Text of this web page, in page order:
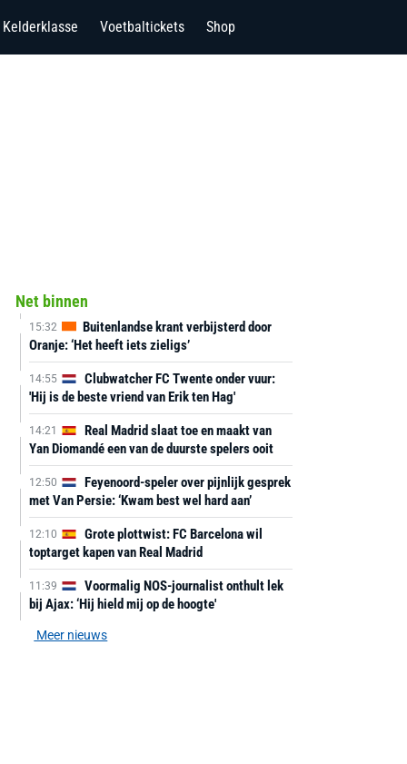
Kelderklasse Voetbaltickets Shop
Net binnen
15:32
Buitenlandse krant verbijsterd door
Oranje: ‘Het heeft iets zieligs’
14:55
Clubwatcher FC Twente onder vuur:
'Hij is de beste vriend van Erik ten Hag'
14:21
Real Madrid slaat toe en maakt van
Yan Diomandé een van de duurste spelers ooit
12:50
Feyenoord-speler over pijnlijk gesprek
met Van Persie: ‘Kwam best wel hard aan’
12:10
Grote plottwist: FC Barcelona wil
toptarget kapen van Real Madrid
11:39
Voormalig NOS-journalist onthult lek
bij Ajax: ‘Hij hield mij op de hoogte'
Meer nieuws